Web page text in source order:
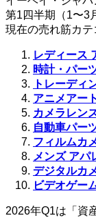
第1四半期（1〜3
現在の売れ筋カテ
レディース
時計・パー
トレーディ
アニメアー
カメラレン
自動車パー
フィルムカ
メンズ アパ
デジタルカ
ビデオゲー
2026年Q1は「資